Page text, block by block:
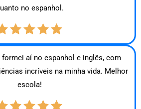
no espanhol.
aí no espanhol e inglês, com
incríveis na minha vida. Melhor
escola!